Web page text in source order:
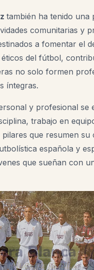
también ha tenido una
comunitarias y
a fomentar el
del fútbol,
no solo formen
íntegras.
y profesional se
trabajo en
pilares que resumen su
española y
que sueñan con